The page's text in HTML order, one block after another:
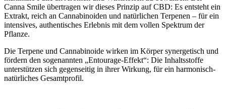
Canna Smile übertragen wir dieses Prinzip auf CBD: Es entsteht ein
Extrakt, reich an Cannabinoiden und natürlichen Terpenen – für ein
intensives, authentisches Erlebnis mit dem vollen Spektrum der
Pflanze.
Die Terpene und Cannabinoide wirken im Körper synergetisch und
fördern den sogenannten „Entourage-Effekt“: Die Inhaltsstoffe
unterstützen sich gegenseitig in ihrer Wirkung, für ein harmonisch-
natürliches Gesamtprofil.